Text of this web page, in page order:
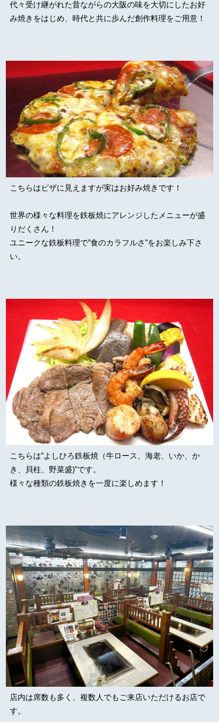
代々受け継がれた昔ながらの大阪の味を大切にしたお好
み焼きをはじめ、時代と共に歩んだ創作料理をご用意！
こちらはピザに見えますが実はお好み焼きです！
世界の様々な料理を鉄板焼にアレンジしたメニューが盛
りだくさん！
ユニークな鉄板料理で”食のカラフルさ”をお楽しみ下さ
い。
こちらは”よしひろ鉄板焼（牛ロース、海老、いか、か
き、貝柱、野菜盛)”です。
様々な種類の鉄板焼きを一度に楽しめます！
店内は席数も多く、複数人でもご来店いただけるお店で
す。